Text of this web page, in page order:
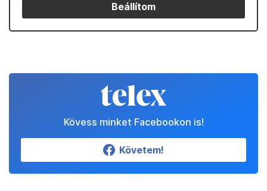
Beállítom
Kövess minket Facebookon is!
Követem!